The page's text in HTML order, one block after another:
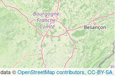
©OpenStreetMap contributors, CC-BY-SA